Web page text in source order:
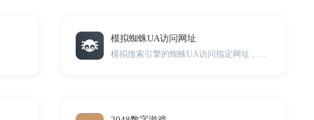
模拟蜘蛛UA访问网址